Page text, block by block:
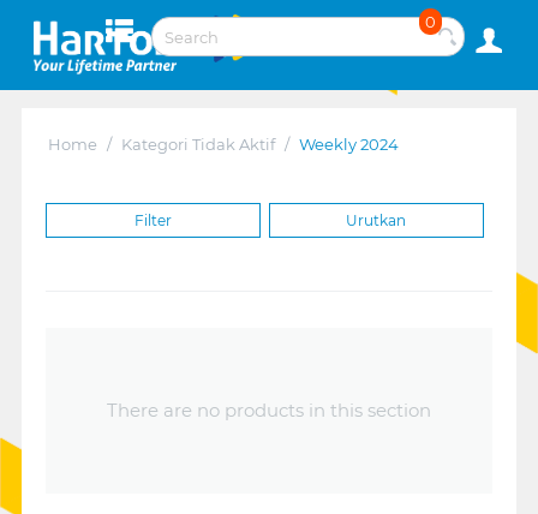
0
Home / Kategori Tidak Aktif / Weekly 2024
Filter Urutkan
There are no products in this section